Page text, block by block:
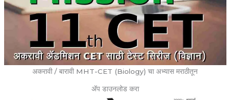
अकरावी / बारावी MHT-CET (Biology) चा अभ्यास मराठीतून
ॲप डाउनलोड करा